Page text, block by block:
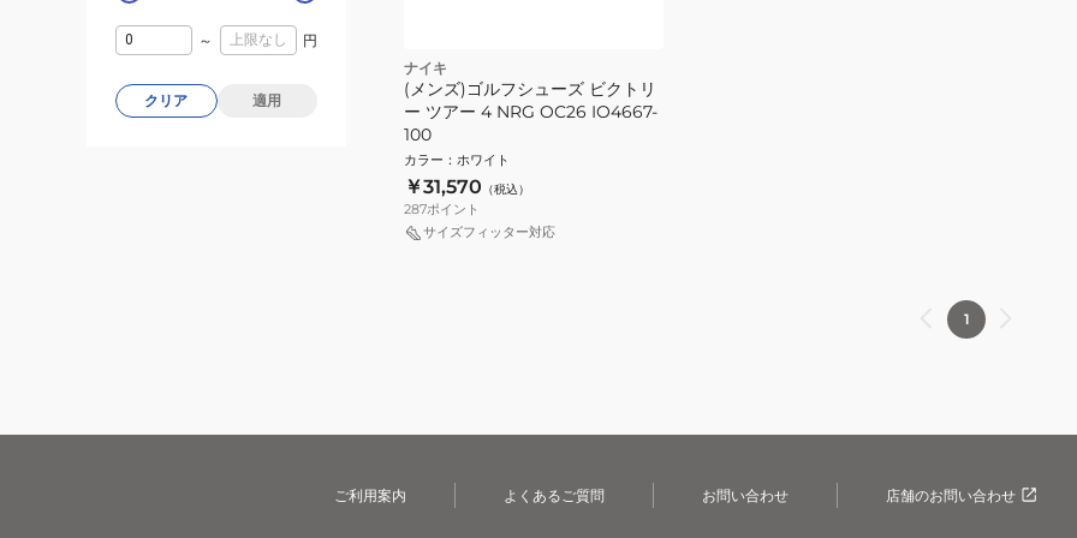
ナイキ
(メンズ)ゴルフシューズ ビクトリ
ー ツアー 4 NRG OC26 IO4667-
100
カラー ： ホワイト
￥31,570 （税込）
287ポイント
サイズフィッター対応
1
～ 円
クリア 適用
ご利用案内 よくあるご質問 お問い合わせ 店舗のお問い合わせ